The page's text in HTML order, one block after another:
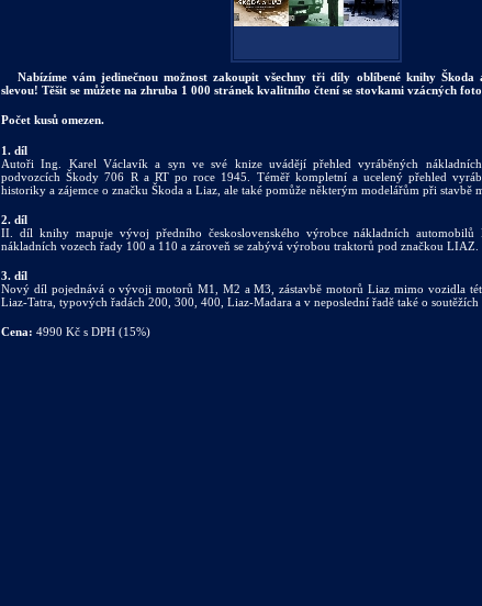
Nabízíme vám jedinečnou možnost zakoupit všechny tři díly oblíbené knihy
slevou! Těšit se můžete na zhruba 1 000 stránek kvalitního čtení se stovkami vzácných
Počet kusů omezen.
1. díl
Autoři Ing. Karel Václavík a syn ve své knize uvádějí přehled vyráběných
podvozcích Škody 706 R a RT po roce 1945. Téměř kompletní a ucelený přehled
historiky a zájemce o značku Škoda a Liaz, ale také pomůže některým modelářům při stavbě
2. díl
II. díl knihy mapuje vývoj předního československého výrobce nákladních
nákladních vozech řady 100 a 110 a zároveň se zabývá výrobou traktorů pod značkou LIAZ.
3. díl
Nový díl pojednává o vývoji motorů M1, M2 a M3, zástavbě motorů Liaz mimo vozidla
Liaz-Tatra, typových řadách 200, 300, 400, Liaz-Madara a v neposlední řadě také o soutěžích
Cena: 4990 Kč s DPH (15%)